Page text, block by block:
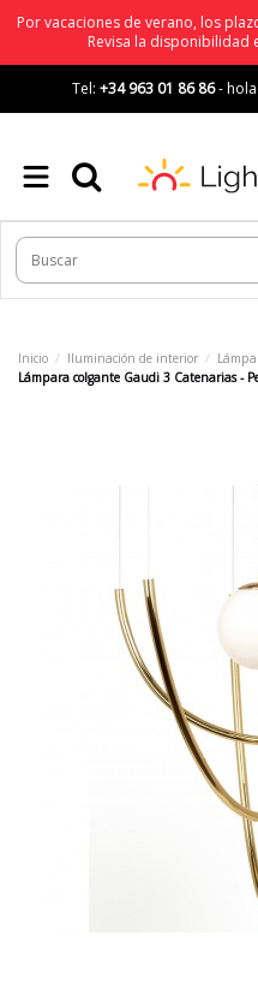
Por vacaciones de verano, los
Revisa la disponibilidad
Tel: +34 963 01 86 86-
Inicio Iluminación de interior
Lámpara colgante Gaudi 3 Catenarias -